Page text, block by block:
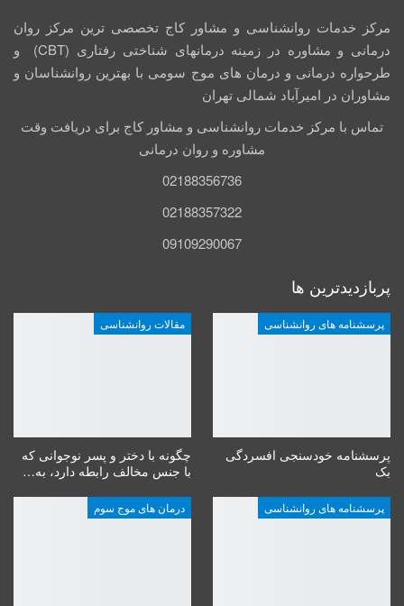
مرکز خدمات روانشناسی و مشاور کاج تخصصی‏ ترین مرکز روان
درمانی و مشاوره در زمینه درمان‏های شناختی رفتاری (CBT) و
طرحواره درمانی و درمان های موج سومی با بهترین روانشناسان و
مشاوران در امیرآباد شمالی تهران
تماس با مرکز خدمات روانشناسی و مشاور کاج برای دریافت وقت
مشاوره و روان درمانی
02188356736
02188357322
09109290067
پربازدیدترین ها
پرسشنامه های روانشناسی
پرسشنامه خودسنجی افسردگی
بک
مقالات روانشناسی
چگونه با دختر و پسر نوجوانی که
با جنس مخالف رابطه دارد، به…
پرسشنامه های روانشناسی درمان های موج سوم